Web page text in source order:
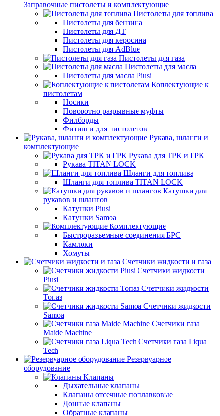
Заправочные пистолеты и комплектующие
Пистолеты для топлива
Пистолеты для бензина
Пистолеты для ДТ
Пистолеты для керосина
Пистолеты для AdBlue
Пистолеты для газа
Пистолеты для масла
Пистолеты для масла Piusi
Коплектующие к
пистолетам
Носики
Поворотно разрывные муфты
Филборды
Фитинги для пистолетов
Рукава, шланги и
комплектующие
Рукава для ТРК и ГРК
Рукава TITAN LOCK
Шланги для топлива
Шланги для топлива TITAN LOCK
Катушки для
рукавов и шлангов
Катушки Piusi
Катушки Samoa
Комплектующие
Быстроразъемные соединения БРС
Камлоки
Хомуты
Счетчики жидкости и газа
Счетчики жидкости
Piusi
Счетчики жидкости
Топаз
Счетчики жидкости
Samoa
Счетчики газа
Maide Machine
Счетчики газа Liqua
Tech
Резервуарное
оборудование
Клапаны
Дыхательные клапаны
Клапаны отсечные поплавковые
Донные клапаны
Обратные клапаны